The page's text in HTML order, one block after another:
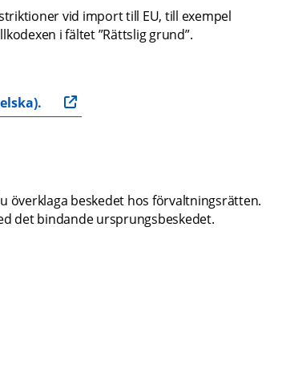
vid import till EU, till exempel
i fältet ”Rättslig grund”.
överklaga beskedet hos förvaltningsrätten.
det bindande ursprungsbeskedet.